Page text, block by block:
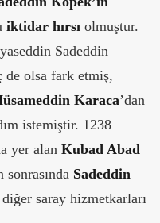
iktidar hırsı olmuştur.
Sadeddin
olsa fark etmiş,
Karaca’dan
istemiştir. 1238
yer alan Kubad Abad
sonrasında Sadeddin
saray hizmetkarları